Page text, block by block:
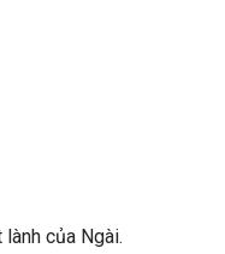
của Ngài.